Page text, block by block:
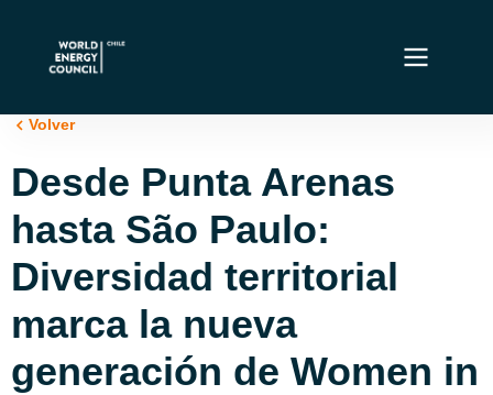
Volver
Desde Punta Arenas
hasta São Paulo:
Diversidad territorial
marca la nueva
generación de Women in